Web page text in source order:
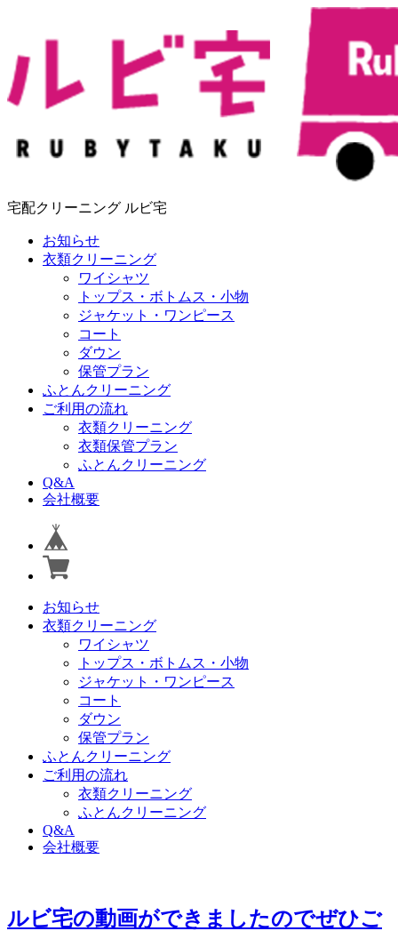
宅配クリーニング ルビ宅
お知らせ
衣類クリーニング
ワイシャツ
トップス・ボトムス・小物
ジャケット・ワンピース
コート
ダウン
保管プラン
ふとんクリーニング
ご利用の流れ
衣類クリーニング
衣類保管プラン
ふとんクリーニング
Q&A
会社概要
お知らせ
衣類クリーニング
ワイシャツ
トップス・ボトムス・小物
ジャケット・ワンピース
コート
ダウン
保管プラン
ふとんクリーニング
ご利用の流れ
衣類クリーニング
ふとんクリーニング
Q&A
会社概要
ルビ宅の動画ができましたのでぜひご